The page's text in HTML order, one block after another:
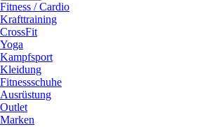
Fitness / Cardio
Krafttraining
CrossFit
Yoga
Kampfsport
Kleidung
Fitnessschuhe
Ausrüstung
Outlet
Marken